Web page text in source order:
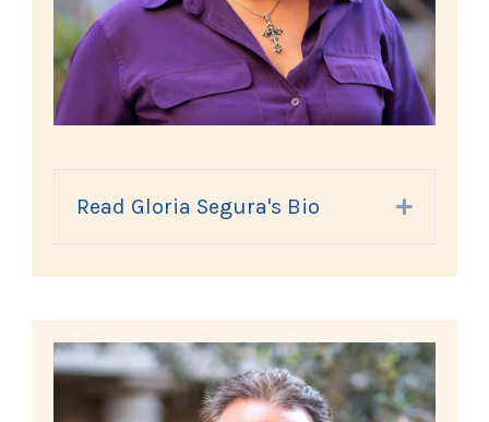
Read Gloria Segura's Bio Expand